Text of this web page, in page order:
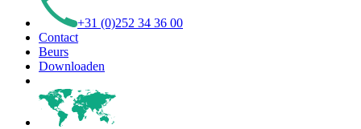
+31 (0)252 34 36 00
Contact
Beurs
Downloaden